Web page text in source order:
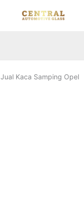
Jual Kaca Samping Opel